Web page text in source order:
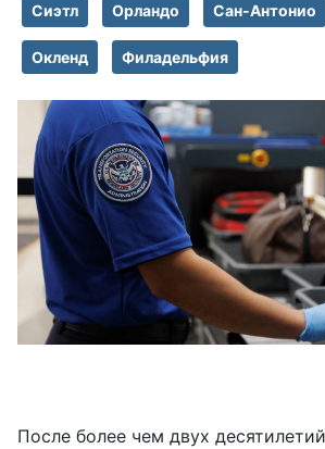
Сиэтл Орландо Сан-Антонио
Окленд Филадельфия
После более чем двух